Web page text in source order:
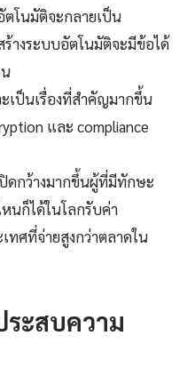
ตโนมัติจะกลายเป็น
ร้างระบบอัตโนมัติจะมีข้อได้
เป็นเรื่องที่สำคัญมากขึ้น
และ compliance
ดกว้างมากขึ้นผู้ที่มีทักษะ
นก็ได้ในโลกรับค่า
ศที่จ่ายสูงกว่าตลาดใน
ะสบความ